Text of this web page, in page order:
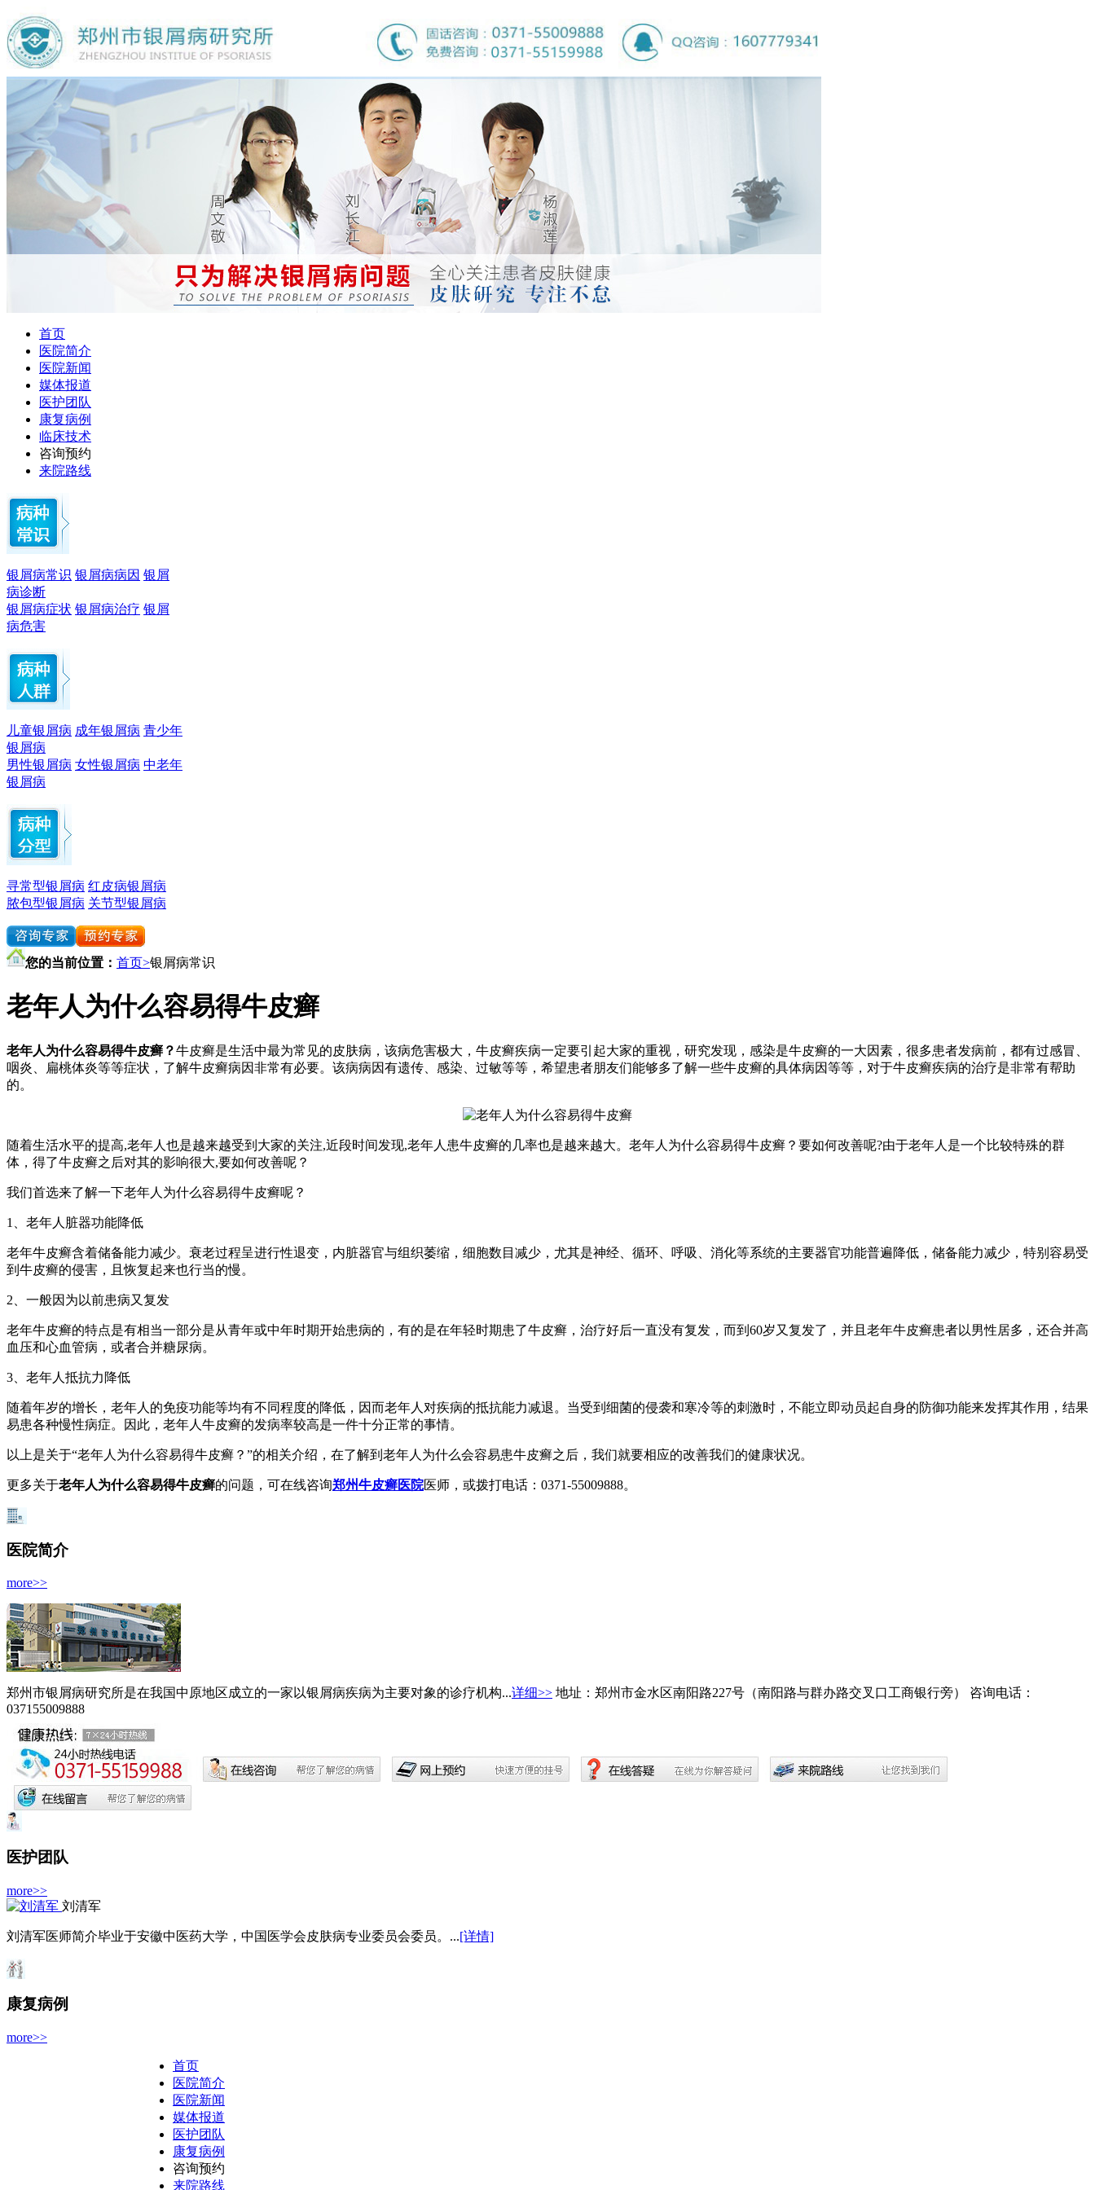
首页
医院简介
医院新闻
媒体报道
医护团队
康复病例
临床技术
咨询预约
来院路线
银屑病常识 银屑病病因 银屑
病诊断
银屑病症状 银屑病治疗 银屑
病危害
儿童银屑病 成年银屑病 青少年
银屑病
男性银屑病 女性银屑病 中老年
银屑病
寻常型银屑病 红皮病银屑病
脓包型银屑病 关节型银屑病
您的当前位置： 首页>银屑病常识
老年人为什么容易得牛皮癣
老年人为什么容易得牛皮癣？牛皮癣是生活中最为常见的皮肤病，该病危害极大，牛皮癣疾病一定要引起大家的重视，研究发现，感染是牛皮癣的一大因素，很多患者发病前，都有过感冒、
咽炎、扁桃体炎等等症状，了解牛皮癣病因非常有必要。该病病因有遗传、感染、过敏等等，希望患者朋友们能够多了解一些牛皮癣的具体病因等等，对于牛皮癣疾病的治疗是非常有帮助
的。
随着生活水平的提高,老年人也是越来越受到大家的关注,近段时间发现,老年人患牛皮癣的几率也是越来越大。老年人为什么容易得牛皮癣？要如何改善呢?由于老年人是一个比较特殊的群
体，得了牛皮癣之后对其的影响很大,要如何改善呢？
我们首选来了解一下老年人为什么容易得牛皮癣呢？
1、老年人脏器功能降低
老年牛皮癣含着储备能力减少。衰老过程呈进行性退变，内脏器官与组织萎缩，细胞数目减少，尤其是神经、循环、呼吸、消化等系统的主要器官功能普遍降低，储备能力减少，特别容易受
到牛皮癣的侵害，且恢复起来也行当的慢。
2、一般因为以前患病又复发
老年牛皮癣的特点是有相当一部分是从青年或中年时期开始患病的，有的是在年轻时期患了牛皮癣，治疗好后一直没有复发，而到60岁又复发了，并且老年牛皮癣患者以男性居多，还合并高
血压和心血管病，或者合并糖尿病。
3、老年人抵抗力降低
随着年岁的增长，老年人的免疫功能等均有不同程度的降低，因而老年人对疾病的抵抗能力减退。当受到细菌的侵袭和寒冷等的刺激时，不能立即动员起自身的防御功能来发挥其作用，结果
易患各种慢性病症。因此，老年人牛皮癣的发病率较高是一件十分正常的事情。
以上是关于“老年人为什么容易得牛皮癣？”的相关介绍，在了解到老年人为什么会容易患牛皮癣之后，我们就要相应的改善我们的健康状况。
更多关于老年人为什么容易得牛皮癣的问题，可在线咨询郑州牛皮癣医院医师，或拨打电话：0371-55009888。
医院简介
more>>
郑州市银屑病研究所是在我国中原地区成立的一家以银屑病疾病为主要对象的诊疗机构...详细>> 地址：郑州市金水区南阳路227号（南阳路与群办路交叉口工商银行旁）
咨询电话：
037155009888
医护团队
more>>
刘清军
刘清军医师简介毕业于安徽中医药大学，中国医学会皮肤病专业委员会委员。...[详情]
康复病例
more>>
首页
医院简介
医院新闻
媒体报道
医护团队
康复病例
咨询预约
来院路线